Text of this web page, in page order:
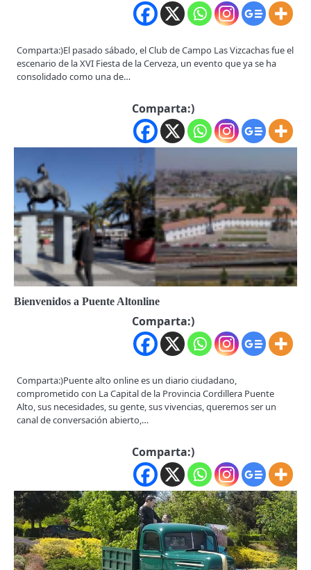
Comparta:)El pasado sábado, el Club de Campo Las Vizcachas fue el
escenario de la XVI Fiesta de la Cerveza, un evento que ya se ha
consolidado como una de…
Comparta:)
Bienvenidos a Puente Altonline
Comparta:)
Comparta:)Puente alto online es un diario ciudadano,
comprometido con La Capital de la Provincia Cordillera Puente
Alto, sus necesidades, su gente, sus vivencias, queremos ser un
canal de conversación abierto,…
Comparta:)